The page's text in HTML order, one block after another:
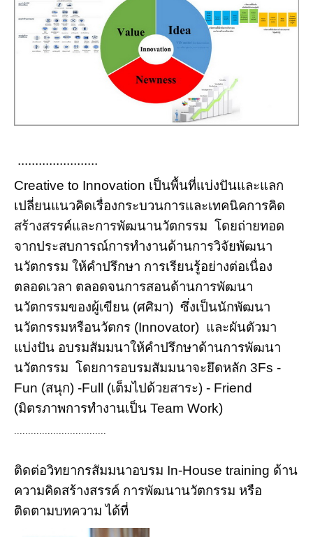
.......................
Creative to Innovation เป็นพื้นที่แบ่งปันและแลก
เปลี่ยนแนวคิดเรื่องกระบวนการและเทคนิคการคิด
สร้างสรรค์และการพัฒนานวัตกรรม โดยถ่ายทอด
จากประสบการณ์การทำงานด้านการวิจัยพัฒนา
นวัตกรรม ให้คำปรึกษา การเรียนรู้อย่างต่อเนื่อง
ตลอดเวลา ตลอดจนการสอนด้านการพัฒนา
นวัตกรรมของผู้เขียน (ศศิมา) ซึ่งเป็นนักพัฒนา
นวัตกรรมหรือนวัตกร (Innovator) และผันตัวมา
แบ่งปัน อบรมสัมมนาให้คำปรึกษาด้านการพัฒนา
นวัตกรรม โดยการอบรมสัมมนาจะยึดหลัก 3Fs -
Fun (สนุก) -Full (เต็มไปด้วยสาระ) - Friend
(มิตรภาพการทำงานเป็น Team Work)
.................................
ติดต่อวิทยากรสัมมนาอบรม In-House training ด้าน
ความคิดสร้างสรรค์ การพัฒนานวัตกรรม หรือ
ติดตามบทความ ได้ที่